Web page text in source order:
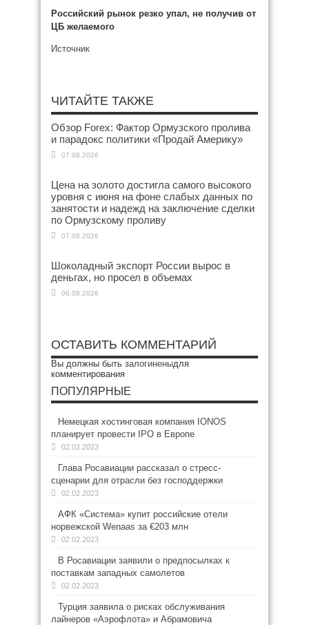
Российский рынок резко упал, не получив от
ЦБ желаемого
Источник
ЧИТАЙТЕ ТАКЖЕ
Обзор Forex: Фактор Ормузского пролива
и парадокс политики «Продай Америку»
07.08.2026
Цена на золото достигла самого высокого
уровня с июня на фоне слабых данных по
занятости и надежд на заключение сделки
по Ормузскому проливу
07.08.2026
Шоколадный экспорт России вырос в
деньгах, но просел в объемах
06.08.2026
ОСТАВИТЬ КОММЕНТАРИЙ
Вы должны быть залогиненыдля
комментирования
ПОПУЛЯРНЫЕ
Немецкая хостинговая компания IONOS
планирует провести IPO в Европе
02.02.2023
Глава Росавиации рассказал о стресс-
сценарии для отрасли без господдержки
02.02.2023
АФК «Система» купит российские отели
норвежской Wenaas за €203 млн
02.02.2023
В Росавиации заявили о предпосылках к
поставкам западных самолетов
02.02.2023
Турция заявила о рисках обслуживания
лайнеров «Аэрофлота» и Абрамовича